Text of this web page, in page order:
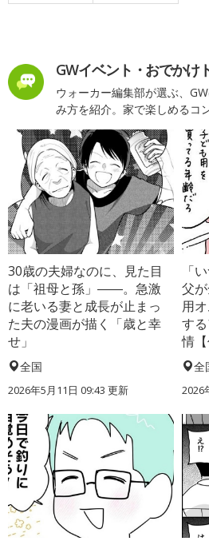
GWイベント・おでかけ
ウォーカー編集部が選ぶ、
み方を紹介。家で楽しめるコ
30歳の夫婦なのに、見た目
は「祖母と孫」――。急激
に老いる妻と成長が止まっ
た夫の漫画が描く「歳と幸
せ」
全国
2026年5月11日 09:43 更新
「
父
用
す
情【
全
2026